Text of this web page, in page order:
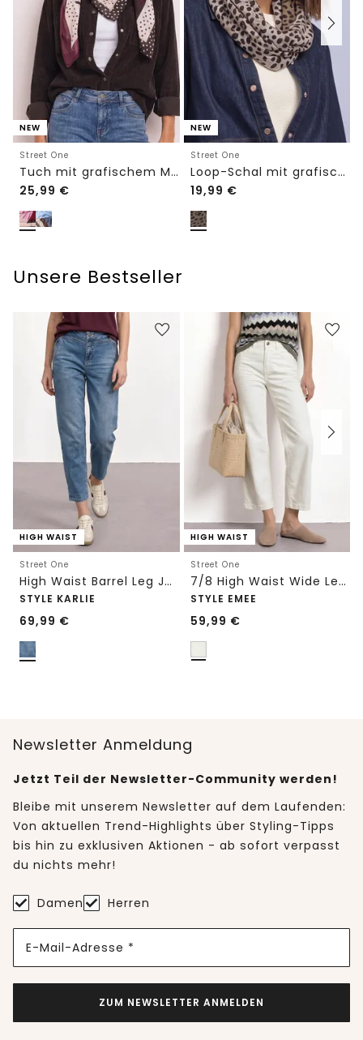
NEW
Street One
Tuch mit grafischem Muster
25,99 €
NEW
Street One
Loop-Schal mit grafischem Muster
19,99 €
Unsere Bestseller
HIGH WAIST
Street One
High Waist Barrel Leg Jeans im Loose Fit
STYLE KARLIE
69,99 €
HIGH WAIST
Street One
7/8 High Waist Wide Leg Jeans im Loose Fit
STYLE EMEE
59,99 €
Newsletter Anmeldung
Jetzt Teil der Newsletter-Community werden!
Bleibe mit unserem Newsletter auf dem Laufenden:
Von aktuellen Trend-Highlights über Styling-Tipps
bis hin zu exklusiven Aktionen - ab sofort verpasst
du nichts mehr!
Damen Herren
E-Mail-Adresse *
ZUM NEWSLETTER ANMELDEN